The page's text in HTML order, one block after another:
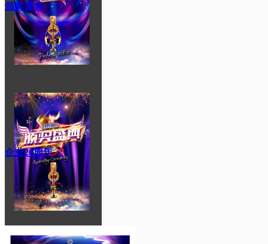
颁奖盛典
企业20周年